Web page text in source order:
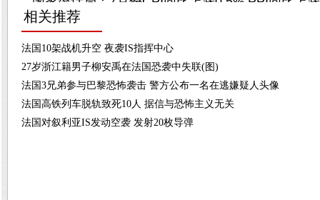
相关推荐
法国10架战机升空 夜袭IS指挥中心
27岁浙江籍男子柳安禹在法国恐袭中失联(图)
法国3兄弟参与巴黎恐怖袭击 警方公布一名在逃嫌疑人头像
法国高铁列车脱轨致死10人 据信与恐怖主义无关
法国对叙利亚IS发动空袭 发射20枚导弹